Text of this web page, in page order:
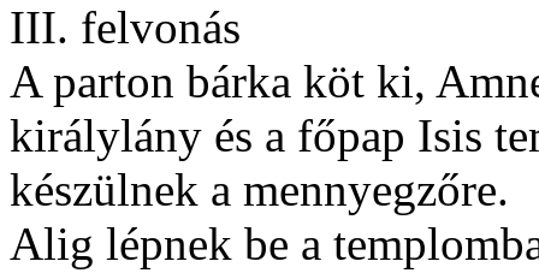
III. felvonás
A parton bárka köt ki,
királylány és a főpap Isis
készülnek a mennyegzőre.
Alig lépnek be a